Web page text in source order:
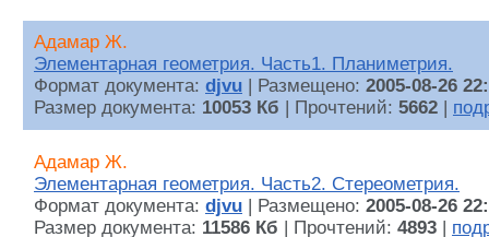
Адамар Ж.
Элементарная геометрия. Часть1. Планиметрия.
Формат документа: djvu | Размещено: 2005-08-26
Размер документа: 10053 Кб | Прочтений: 5662
Адамар Ж.
Элементарная геометрия. Часть2. Стереометрия.
Формат документа: djvu | Размещено: 2005-08-26
Размер документа: 11586 Кб | Прочтений: 4893